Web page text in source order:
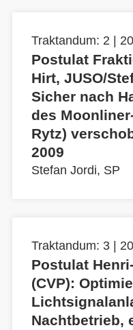
Traktandum: 2 |
Postulat
Hirt, JUSO/
Sicher nach
des
Rytz)
2009
Stefan Jordi, SP
Traktandum: 3 |
Postulat
(CVP):
Nachtbetrieb,